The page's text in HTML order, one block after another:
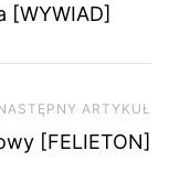
[WYWIAD]
ARTYKUŁ
[FELIETON]